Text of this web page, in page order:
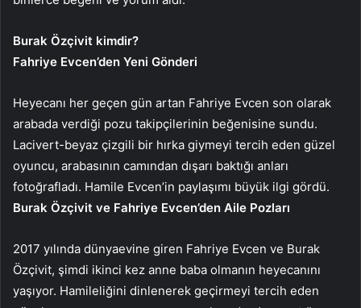
Burak Özçivit kimdir?
Fahriye Evcen’den Yeni Gönderi
Heyecanı her geçen gün artan Fahriye Evcen son olarak
arabada verdiği pozu takipçilerinin beğenisine sundu.
Lacivert-beyaz çizgili bir hırka giymeyi tercih eden güzel
oyuncu, arabasının camından dışarı baktığı anları
fotoğrafladı. Hamile Evcen’in paylaşımı büyük ilgi gördü.
Burak Özçivit ve Fahriye Evcen’den Aile Pozları
2017 yılında dünyaevine giren Fahriye Evcen ve Burak
Özçivit, şimdi ikinci kez anne baba olmanın heyecanını
yaşıyor. Hamileliğini dinlenerek geçirmeyi tercih eden